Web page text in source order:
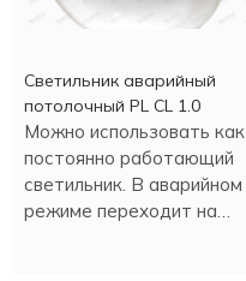
Светильник аварийный
потолочный PL CL 1.0
Можно использовать как
постоянно работающий
светильник. В аварийном
режиме переходит на